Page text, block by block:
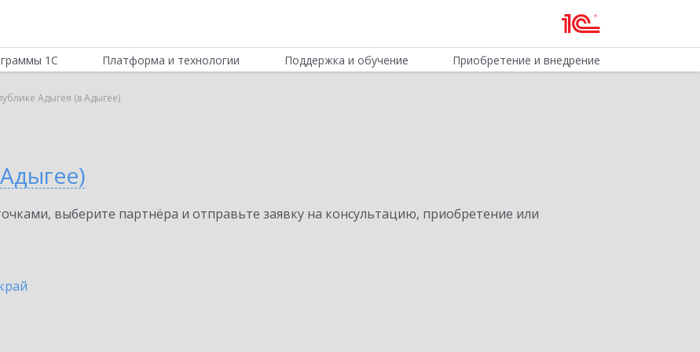
1С Платформа и технологии Поддержка и обучение Приобретение и внедрение
Адыгея (в Адыгее)
выберите партнёра и отправьте заявку на консультацию, приобретение или